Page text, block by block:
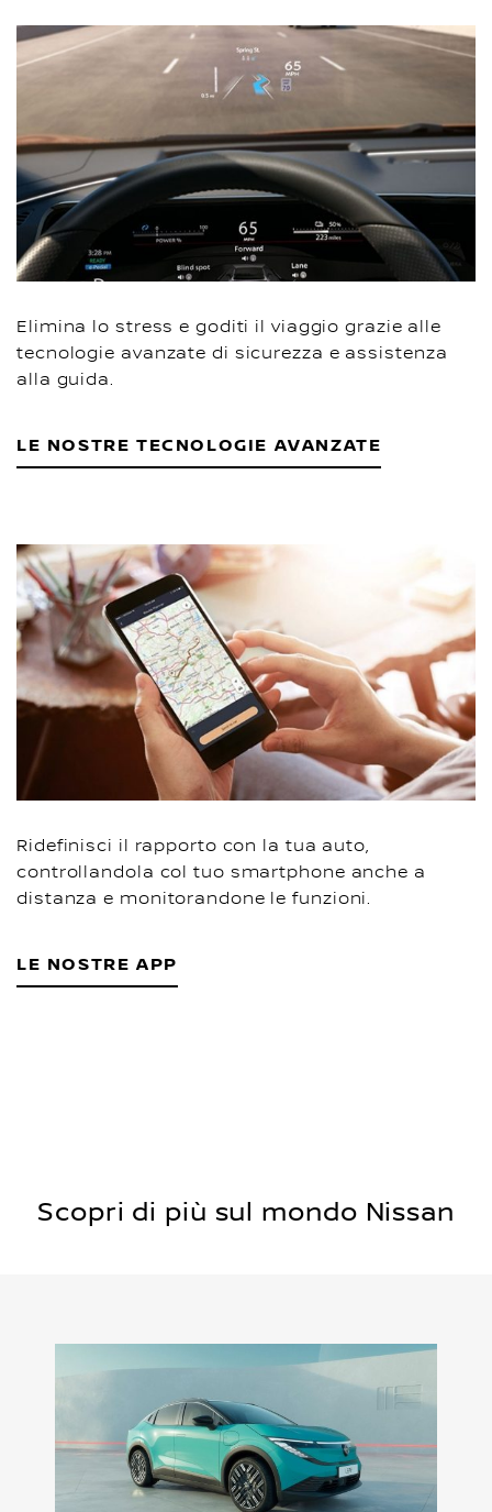
Elimina lo stress e goditi il viaggio grazie alle
tecnologie avanzate di sicurezza e assistenza
alla guida.
LE NOSTRE TECNOLOGIE AVANZATE
Ridefinisci il rapporto con la tua auto,
controllandola col tuo smartphone anche a
distanza e monitorandone le funzioni.
LE NOSTRE APP
Scopri di più sul mondo Nissan